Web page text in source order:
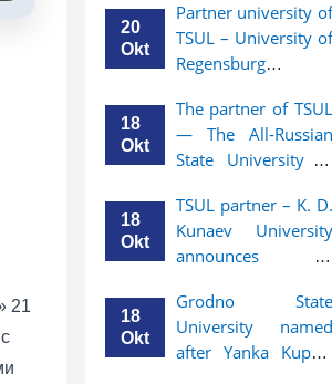
21
студентов 2–3
курсов ТГЮУ
academic mobility
program for 2nd–
3rd year students.
20
Okt
Partner university of
TSUL – University of
Regensburg
academic mobility
program for 2nd–
3rd year students of
18
Okt
The partner of TSUL
— The All‑Russian
State University of
an academic
mobility program
for 2nd–3rd year
Tashkent State
University of Law
18
Okt
TSUL partner – K. D.
Kunaev University
announces an
program for 2nd–
3rd year students
18
Okt
Grodno State
University named
after Yanka Kupala